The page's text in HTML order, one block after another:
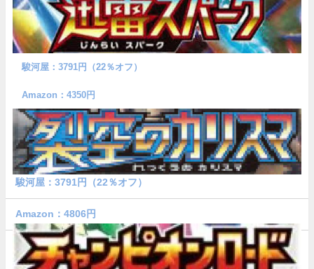
駿河屋：3791円（22％オフ）
Amazon：4350円
駿河屋：3791円（22％オフ）
Amazon：4806円